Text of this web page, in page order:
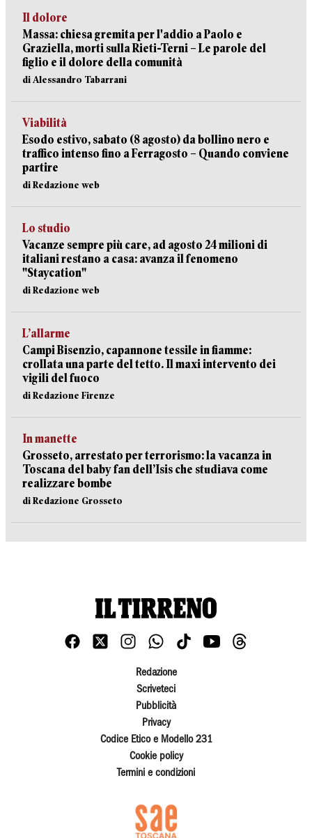
Il dolore
Massa: chiesa gremita per l'addio a Paolo e
Graziella, morti sulla Rieti-Terni – Le parole del
figlio e il dolore della comunità
di Alessandro Tabarrani
Viabilità
Esodo estivo, sabato (8 agosto) da bollino nero e
traffico intenso fino a Ferragosto – Quando conviene
partire
di Redazione web
Lo studio
Vacanze sempre più care, ad agosto 24 milioni di
italiani restano a casa: avanza il fenomeno
"Staycation"
di Redazione web
L’allarme
Campi Bisenzio, capannone tessile in fiamme:
crollata una parte del tetto. Il maxi intervento dei
vigili del fuoco
di Redazione Firenze
In manette
Grosseto, arrestato per terrorismo: la vacanza in
Toscana del baby fan dell’Isis che studiava come
realizzare bombe
di Redazione Grosseto
Redazione
Scriveteci
Pubblicità
Privacy
Codice Etico e Modello 231
Cookie policy
Termini e condizioni